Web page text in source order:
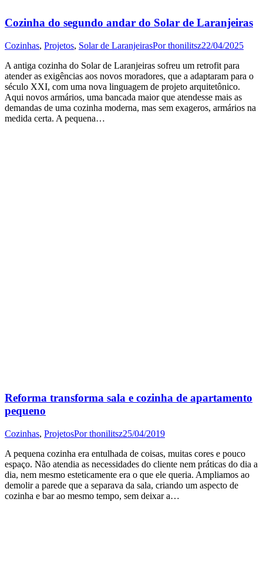
Cozinha do segundo andar do Solar de Laranjeiras
Cozinhas, Projetos, Solar de LaranjeirasPorthonilitsz22/04/2025
A antiga cozinha do Solar de Laranjeiras sofreu um retrofit para
atender as exigências aos novos moradores, que a adaptaram para o
século XXI, com uma nova linguagem de projeto arquitetônico.
Aqui novos armários, uma bancada maior que atendesse mais as
demandas de uma cozinha moderna, mas sem exageros, armários na
medida certa. A pequena…
Reforma transforma sala e cozinha de apartamento
pequeno
Cozinhas, ProjetosPorthonilitsz25/04/2019
A pequena cozinha era entulhada de coisas, muitas cores e pouco
espaço. Não atendia as necessidades do cliente nem práticas do dia a
dia, nem mesmo esteticamente era o que ele queria. Ampliamos ao
demolir a parede que a separava da sala, criando um aspecto de
cozinha e bar ao mesmo tempo, sem deixar a…